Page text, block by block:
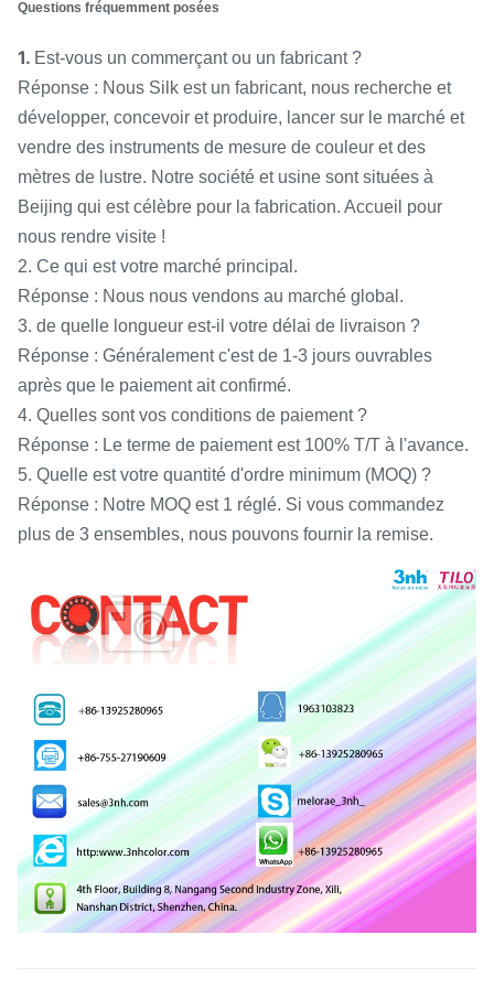
Questions fréquemment posées
1. Est-vous un commerçant ou un fabricant ?
Réponse : Nous Silk est un fabricant, nous recherche et
développer, concevoir et produire, lancer sur le marché et
vendre des instruments de mesure de couleur et des
mètres de lustre. Notre société et usine sont situées à
Beijing qui est célèbre pour la fabrication. Accueil pour
nous rendre visite !
2. Ce qui est votre marché principal.
Réponse : Nous nous vendons au marché global.
3. de quelle longueur est-il votre délai de livraison ?
Réponse : Généralement c'est de 1-3 jours ouvrables
après que le paiement ait confirmé.
4. Quelles sont vos conditions de paiement ?
Réponse : Le terme de paiement est 100% T/T à l'avance.
5. Quelle est votre quantité d'ordre minimum (MOQ) ?
Réponse : Notre MOQ est 1 réglé. Si vous commandez
plus de 3 ensembles, nous pouvons fournir la remise.